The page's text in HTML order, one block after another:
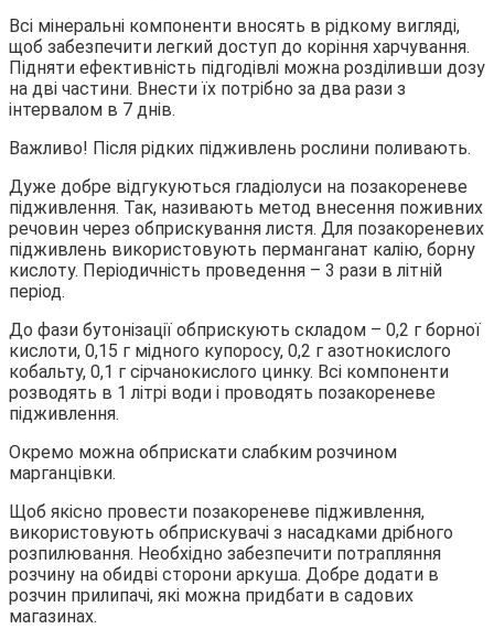
Всі мінеральні компоненти вносять в рідкому вигляді,
щоб забезпечити легкий доступ до коріння харчування.
Підняти ефективність підгодівлі можна розділивши дозу
на дві частини. Внести їх потрібно за два рази з
інтервалом в 7 днів.
Важливо! Після рідких підживлень рослини поливають.
Дуже добре відгукуються гладіолуси на позакореневе
підживлення. Так, називають метод внесення поживних
речовин через обприскування листя. Для позакореневих
підживлень використовують перманганат калію, борну
кислоту. Періодичність проведення – 3 рази в літній
період.
До фази бутонізації обприскують складом – 0,2 г борної
кислоти, 0,15 г мідного купоросу, 0,2 г азотнокислого
кобальту, 0,1 г сірчанокислого цинку. Всі компоненти
розводять в 1 літрі води і проводять позакореневе
підживлення.
Окремо можна обприскати слабким розчином
марганцівки.
Щоб якісно провести позакореневе підживлення,
використовують обприскувачі з насадками дрібного
розпилювання. Необхідно забезпечити потрапляння
розчину на обидві сторони аркуша. Добре додати в
розчин прилипачі, які можна придбати в садових
магазинах.